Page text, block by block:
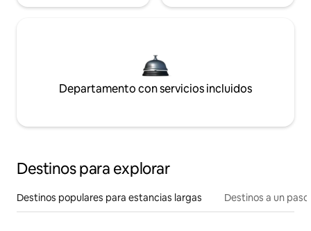
Departamento con servicios incluidos
Destinos para explorar
Destinos populares para estancias largas Destinos a un